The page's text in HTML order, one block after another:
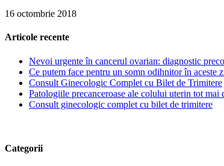
16 octombrie 2018
Articole recente
Nevoi urgente în cancerul ovarian: diagnostic
Ce putem face pentru un somn odihnitor în aceste
Consult Ginecologic Complet cu Bilet de Trimitere
Patologiile precanceroase ale colului uterin tot mai
Consult ginecologic complet cu bilet de trimitere
Categorii